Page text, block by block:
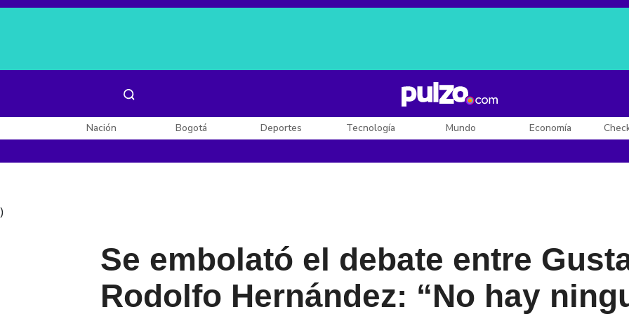
Posesión de De la Espriella
Nación Bogotá Deportes Tecnología Mundo Economía
)
Se embolató el debate entre
Rodolfo Hernández: “No hay